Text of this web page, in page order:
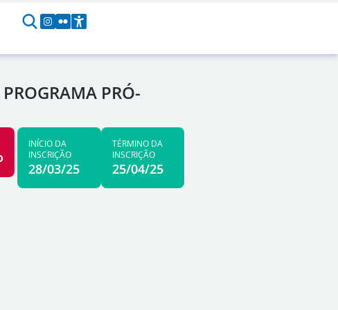
PRÓ-
INÍCIO DA
INSCRIÇÃO
28/03/25
TÉRMINO DA
INSCRIÇÃO
25/04/25